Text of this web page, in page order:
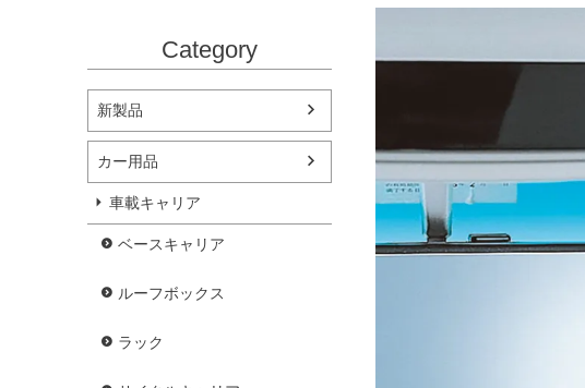
Category
新製品
カー用品
車載キャリア
ベースキャリア
ルーフボックス
ラック